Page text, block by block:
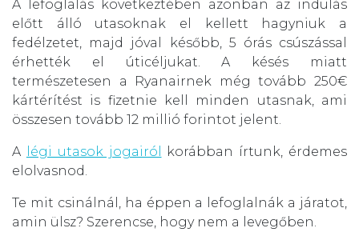
A lefoglalás következtében azonban az indulás
előtt álló utasoknak el kellett hagyniuk a
fedélzetet, majd jóval később, 5 órás csúszással
érhették el úticéljukat. A késés miatt
természetesen a Ryanairnek még tovább 250€
kártérítést is fizetnie kell minden utasnak, ami
összesen tovább 12 millió forintot jelent.
A légi utasok jogairól
korábban írtunk, érdemes
elolvasnod.
Te mit csinálnál, ha éppen a lefoglalnák a járatot,
amin ülsz? Szerencse, hogy nem a levegőben.